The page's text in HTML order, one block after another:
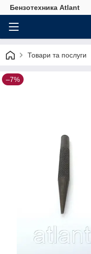
Бензотехника Atlant
Товари та послуги
–7%